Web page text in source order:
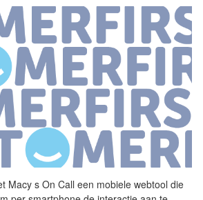
Macy s On Call een mobiele webtool die